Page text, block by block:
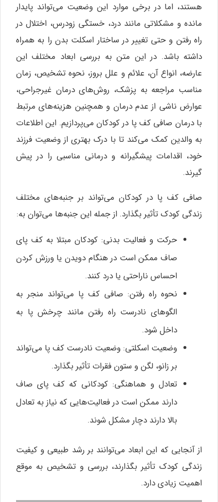
هستند، اما در برخی موارد این وضعیت می‌تواند پایدار
مانده و مشکلاتی مانند درد، خستگی زودرس، اختلال در
راه رفتن و حتی تغییر در ساختار اسکلت بدن را به همراه
داشته باشد. در این متن به بررسی ابعاد مختلف این
عارضه، انواع آن، علائم و علل بروز، نحوه تشخیص، زمان
مناسب مراجعه به پزشک، روش‌های درمان غیرجراحی،
عوارض ناشی از عدم درمان و همچنین هزینه‌های مرتبط
با درمان صافی کف پا در کودکان می‌پردازیم. این اطلاعات
به والدین کمک می‌کند تا با درک بهتری از وضعیت فرزند
خود، اقدامات پیشگیرانه و درمانی مناسبی را در پیش
گیرند.
صافی کف پا در کودکان می‌تواند بر جنبه‌های مختلف
زندگی کودک تأثیر بگذارد. از جمله این جنبه‌ها می‌توان به:
حرکت و فعالیت بدنی: کودکان مبتلا به کف پای
صاف ممکن است در هنگام دویدن یا ورزش کردن
احساس ناراحتی یا درد کنند.
نحوه راه رفتن: صافی کف پا می‌تواند منجر به
الگوهای نادرست راه رفتن مانند چرخش پا به
داخل شود.
وضعیت اسکلتی: وضعیت نادرست کف پا می‌تواند
بر زانو، لگن و ستون فقرات تأثیر بگذارد.
تعادل و هماهنگی: کودکانی که کف پای صاف
دارند ممکن است در فعالیت‌هایی که نیاز به تعادل
بالا دارند دچار مشکل شوند.
از آنجایی که این ابعاد می‌توانند بر رشد طبیعی و کیفیت
زندگی کودک تأثیر بگذارند، بررسی و تشخیص به موقع
اهمیت زیادی دارد.